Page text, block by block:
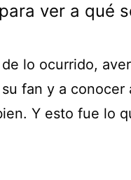
ver a qué
lo ocurrido,
fan y a conocer
Y esto fue lo